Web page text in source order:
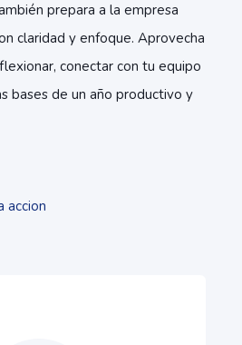
prepara a la empresa
claridad y enfoque. Aprovecha
conectar con tu equipo
bases de un año productivo y